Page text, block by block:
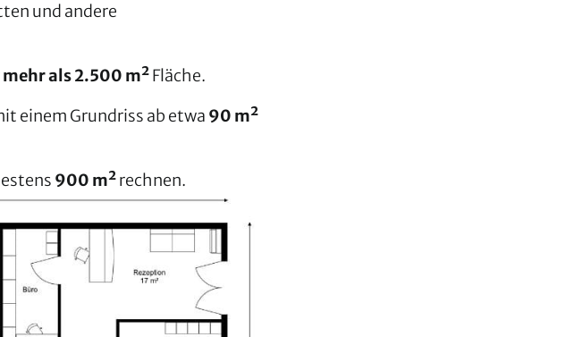
und andere
mehr als 2.500 m²Fläche.
einem Grundriss ab etwa 90 m²
900 m²rechnen.